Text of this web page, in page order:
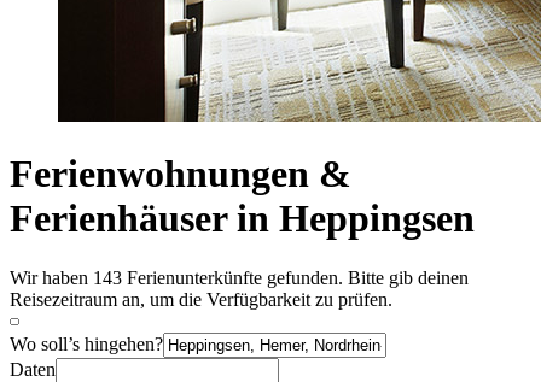
Ferienwohnungen &
Ferienhäuser in Heppingsen
Wir haben 143 Ferienunterkünfte gefunden. Bitte gib deinen
Reisezeitraum an, um die Verfügbarkeit zu prüfen.
Wo soll’s hingehen?
Daten